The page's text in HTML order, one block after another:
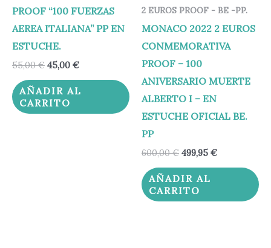
PROOF “100 FUERZAS
AEREA ITALIANA” PP EN
ESTUCHE.
55,00€ 45,00 €
AÑADIR AL
CARRITO
2 EUROS PROOF - BE -PP.
MONACO 2022 2 EUROS
CONMEMORATIVA
PROOF – 100
ANIVERSARIO MUERTE
ALBERTO I – EN
ESTUCHE OFICIAL BE.
PP
600,00€ 499,95 €
AÑADIR AL
CARRITO